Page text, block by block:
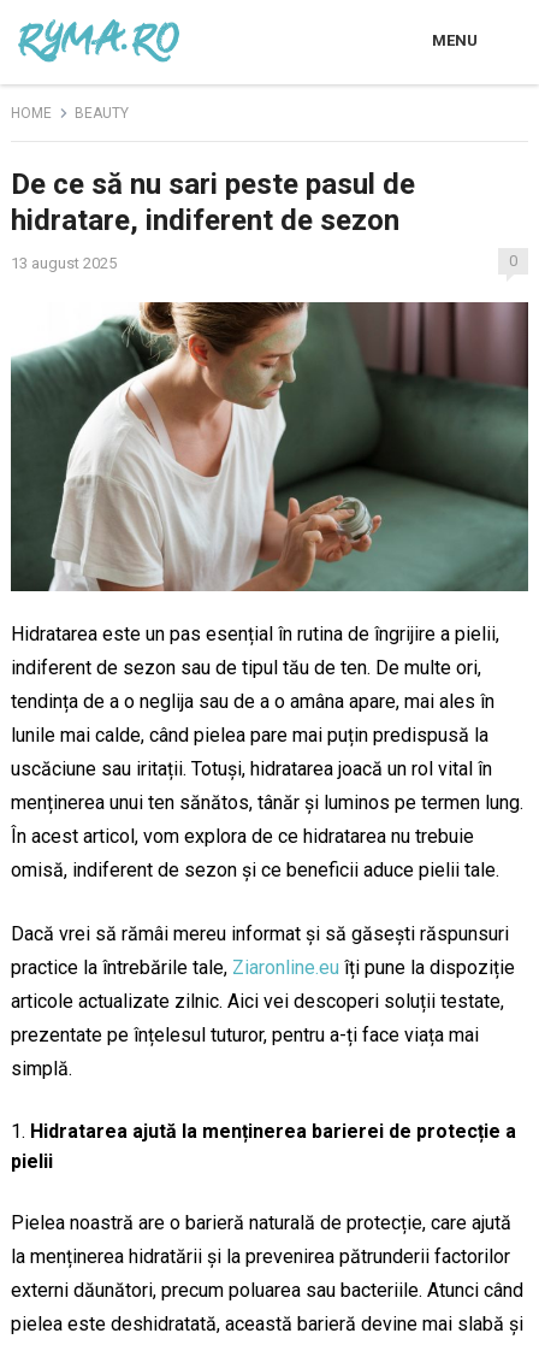
MENU
HOME BEAUTY
De ce să nu sari peste pasul de
hidratare, indiferent de sezon
13 august 2025 0
Hidratarea este un pas esențial în rutina de îngrijire a pielii,
indiferent de sezon sau de tipul tău de ten. De multe ori,
tendința de a o neglija sau de a o amâna apare, mai ales în
lunile mai calde, când pielea pare mai puțin predispusă la
uscăciune sau iritații. Totuși, hidratarea joacă un rol vital în
menținerea unui ten sănătos, tânăr și luminos pe termen lung.
În acest articol, vom explora de ce hidratarea nu trebuie
omisă, indiferent de sezon și ce beneficii aduce pielii tale.
Dacă vrei să rămâi mereu informat și să găsești răspunsuri
practice la întrebările tale, Ziaronline.eu îți pune la dispoziție
articole actualizate zilnic. Aici vei descoperi soluții testate,
prezentate pe înțelesul tuturor, pentru a-ți face viața mai
simplă.
Hidratarea ajută la menținerea barierei de protecție a
pielii
Pielea noastră are o barieră naturală de protecție, care ajută
la menținerea hidratării și la prevenirea pătrunderii factorilor
externi dăunători, precum poluarea sau bacteriile. Atunci când
pielea este deshidratată, această barieră devine mai slabă și